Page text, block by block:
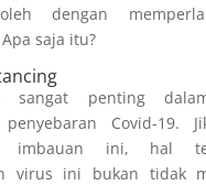
dengan
saja itu?
sangat penting
penyebaran Covid-19.
imbauan ini, hal
virus ini bukan tidak